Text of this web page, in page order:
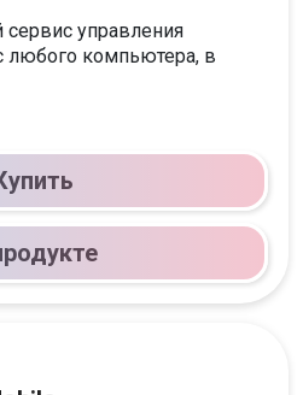
управления
любого компьютера, в